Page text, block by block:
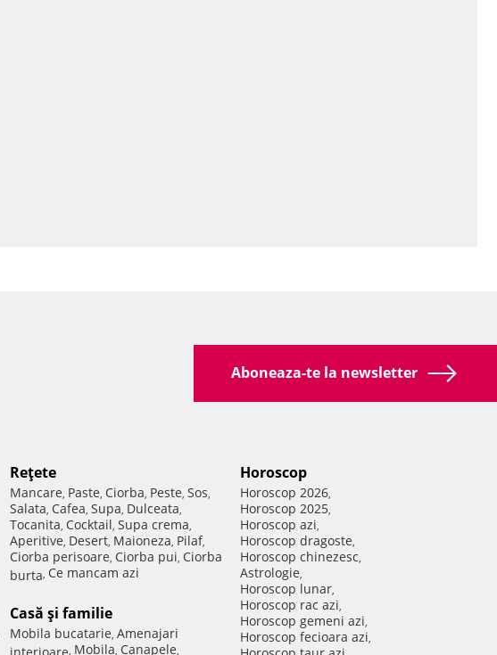
Aboneaza-te la newsletter
Reţete
Mancare, Paste, Ciorba, Peste, Sos,
Salata, Cafea, Supa, Dulceata,
Tocanita, Cocktail, Supa crema,
Aperitive, Desert, Maioneza, Pilaf,
Ciorba perisoare, Ciorba pui, Ciorba
burta, Ce mancam azi
Casă şi familie
Mobila bucatarie, Amenajari
interioare, Mobila, Canapele,
Horoscop
Horoscop 2026,
Horoscop 2025,
Horoscop azi,
Horoscop dragoste,
Horoscop chinezesc,
Astrologie,
Horoscop lunar,
Horoscop rac azi,
Horoscop gemeni azi,
Horoscop fecioara azi,